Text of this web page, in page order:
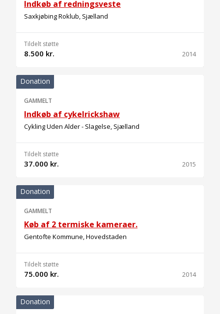
Indkøb af redningsveste
Saxkjøbing Roklub, Sjælland
Tildelt støtte
8.500 kr. 2014
Donation
GAMMELT
Indkøb af cykelrickshaw
Cykling Uden Alder - Slagelse, Sjælland
Tildelt støtte
37.000 kr. 2015
Donation
GAMMELT
Køb af 2 termiske kameraer.
Gentofte Kommune, Hovedstaden
Tildelt støtte
75.000 kr. 2014
Donation